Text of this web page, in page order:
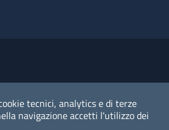
tecnici, analytics e di terze
navigazione accetti l'utilizzo dei
del dato personale